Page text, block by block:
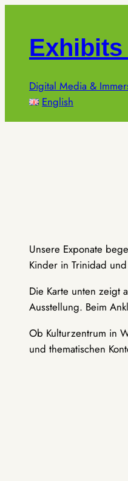
springenExhibits
Digital Media &
English
Unsere Exponate
Kinder in Trinidad
Die Karte unten zeigt
Ausstellung. Beim
Ob Kulturzentrum in
und thematischen